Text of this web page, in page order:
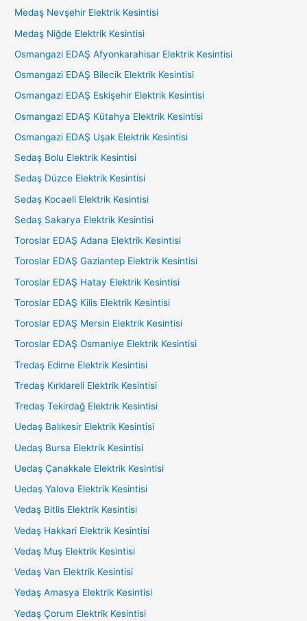
Medaş Nevşehir Elektrik Kesintisi
Medaş Niğde Elektrik Kesintisi
Osmangazi EDAŞ Afyonkarahisar Elektrik Kesintisi
Osmangazi EDAŞ Bilecik Elektrik Kesintisi
Osmangazi EDAŞ Eskişehir Elektrik Kesintisi
Osmangazi EDAŞ Kütahya Elektrik Kesintisi
Osmangazi EDAŞ Uşak Elektrik Kesintisi
Sedaş Bolu Elektrik Kesintisi
Sedaş Düzce Elektrik Kesintisi
Sedaş Kocaeli Elektrik Kesintisi
Sedaş Sakarya Elektrik Kesintisi
Toroslar EDAŞ Adana Elektrik Kesintisi
Toroslar EDAŞ Gaziantep Elektrik Kesintisi
Toroslar EDAŞ Hatay Elektrik Kesintisi
Toroslar EDAŞ Kilis Elektrik Kesintisi
Toroslar EDAŞ Mersin Elektrik Kesintisi
Toroslar EDAŞ Osmaniye Elektrik Kesintisi
Tredaş Edirne Elektrik Kesintisi
Tredaş Kırklareli Elektrik Kesintisi
Tredaş Tekirdağ Elektrik Kesintisi
Uedaş Balıkesir Elektrik Kesintisi
Uedaş Bursa Elektrik Kesintisi
Uedaş Çanakkale Elektrik Kesintisi
Uedaş Yalova Elektrik Kesintisi
Vedaş Bitlis Elektrik Kesintisi
Vedaş Hakkari Elektrik Kesintisi
Vedaş Muş Elektrik Kesintisi
Vedaş Van Elektrik Kesintisi
Yedaş Amasya Elektrik Kesintisi
Yedaş Çorum Elektrik Kesintisi